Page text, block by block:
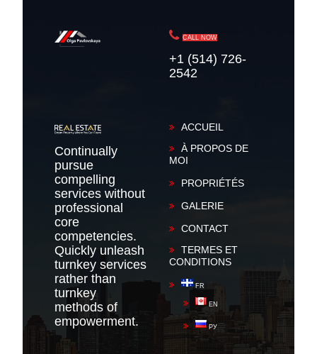
CALL NOW
+1 (514) 726-
2542
Continually
pursue
compelling
services without
professional
core
competencies.
Quickly unleash
turnkey services
rather than
turnkey
methods of
empowerment.
ACCUEIL
À PROPOS DE
MOI
PROPRIÉTÉS
GALERIE
CONTACT
TERMES ET
CONDITIONS
FR
EN
РУ